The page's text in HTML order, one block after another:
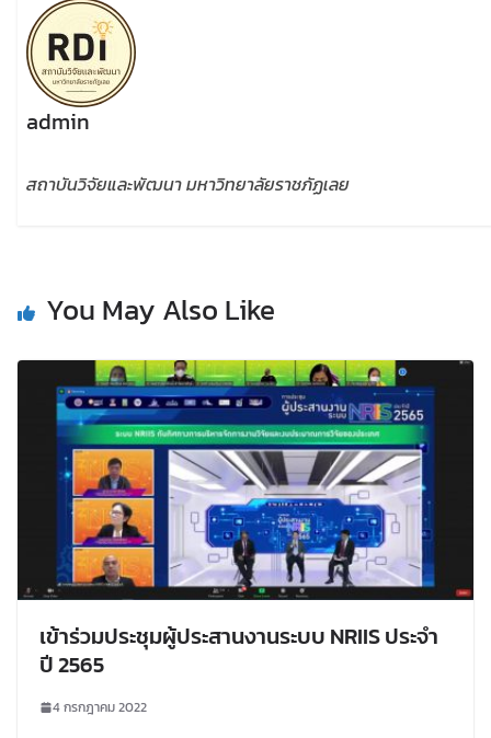
admin
สถาบันวิจัยและพัฒนา มหาวิทยาลัยราชภัฏเลย
You May Also Like
เข้าร่วมประชุมผู้ประสานงานระบบ NRIIS ประจำ
ปี 2565
4 กรกฎาคม 2022